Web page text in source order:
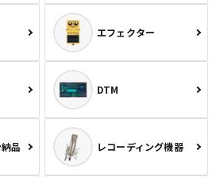
エフェクター
DTM
品 レコーディング機器